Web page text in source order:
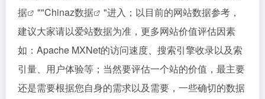
据
""Chinaz数据
"进入；以目前的网站数据参考，
建议大家请以爱站数据为准，更多网站价值评估因素
如：Apache MXNet的访问速度、搜索引擎收录以及索
引量、用户体验等；当然要评估一个站的价值，最主要
还是需要根据您自身的需求以及需要，一些确切的数据